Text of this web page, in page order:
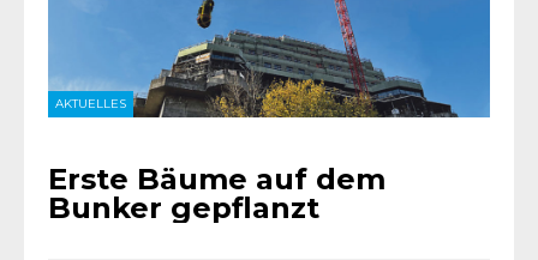
AKTUELLES
Erste Bäume auf dem
Bunker gepflanzt